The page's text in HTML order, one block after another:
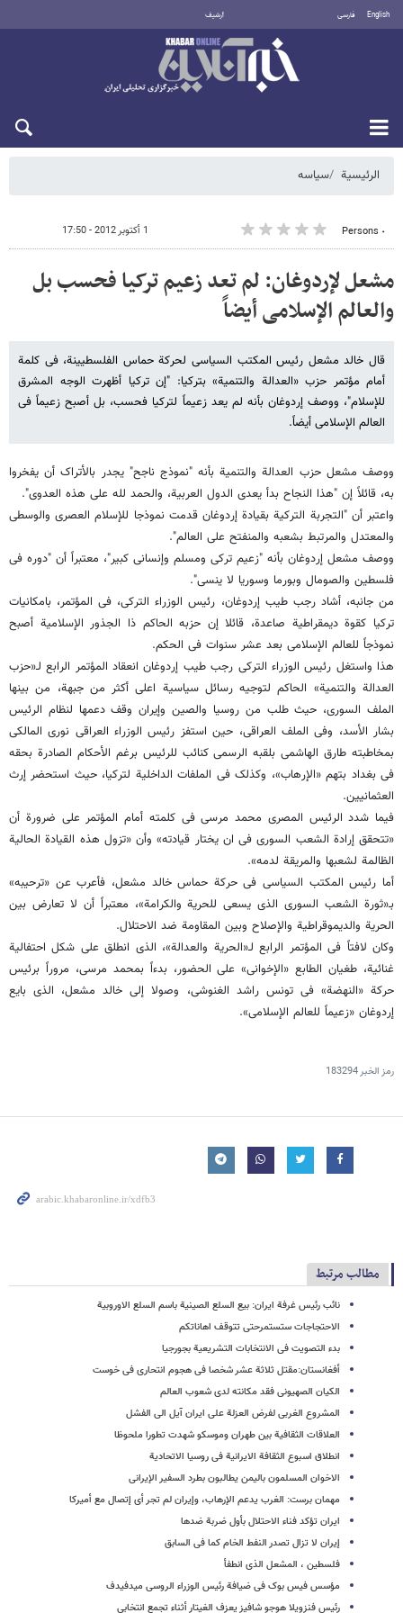
English فارسی أرشيف
الرئيسية سیاسه
٠ Persons 1 أكتوبر 2012 - 17:50
مشعل لإردوغان: لم تعد زعیم ترکیا فحسب بل
والعالم الإسلامی أیضاً
قال خالد مشعل رئیس المکتب السیاسی لحرکة حماس الفلسطیینة، فی کلمة
أمام مؤتمر حزب «العدالة والتنمیة» بترکیا: "إن ترکیا أظهرت الوجه المشرق
للإسلام"، ووصف إردوغان بأنه لم یعد زعیماً لترکیا فحسب، بل أصبح زعیماً فی
العالم الإسلامی أیضاً.
ووصف مشعل حزب العدالة والتنمیة بأنه "نموذج ناجح" یجدر بالأتراک أن یفخروا
به، قائلاً إن "هذا النجاح بدأ یعدی الدول العربیة، والحمد لله على هذه العدوى".
واعتبر أن "التجربة الترکیة بقیادة إردوغان قدمت نموذجا للإسلام العصری والوسطی
والمعتدل والمرتبط بشعبه والمنفتح على العالم".
ووصف مشعل إردوغان بأنه "زعیم ترکی ومسلم وإنسانی کبیر"، معتبراً أن "دوره فی
فلسطین والصومال وبورما وسوریا لا ینسى".
من جانبه، أشاد رجب طیب إردوغان، رئیس الوزراء الترکی، فی المؤتمر، بامکانیات
ترکیا کقوة دیمقراطیة صاعدة، قائلا إن حزبه الحاکم ذا الجذور الإسلامیة أصبح
نموذجاً للعالم الإسلامی بعد عشر سنوات فی الحکم.
هذا واستغل رئیس الوزراء الترکی رجب طیب إردوغان انعقاد المؤتمر الرابع لـ«حزب
العدالة والتنمیة» الحاکم لتوجیه رسائل سیاسیة اعلى أکثر من جبهة، من بینها
الملف السوری، حیث طلب من روسیا والصین وإیران وقف دعمها لنظام الرئیس
بشار الأسد، وفی الملف العراقی، حین استفز رئیس الوزراء العراقی نوری المالکی
بمخاطبته طارق الهاشمی بلقبه الرسمی کنائب للرئیس برغم الأحکام الصادرة بحقه
فی بغداد بتهم «الإرهاب»، وکذلک فی الملفات الداخلیة لترکیا، حیث استحضر إرث
العثمانیین.
فیما شدد الرئیس المصری محمد مرسی فی کلمته أمام المؤتمر على ضرورة أن
«تتحقق إرادة الشعب السوری فی ان یختار قیادته» وأن «تزول هذه القیادة الحالیة
الظالمة لشعبها والمریقة لدمه».
أما رئیس المکتب السیاسی فی حرکة حماس خالد مشعل، فأعرب عن «ترحیبه»
بـ«ثورة الشعب السوری الذی یسعى للحریة والکرامة»، معتبراً أن لا تعارض بین
الحریة والدیموقراطیة والإصلاح وبین المقاومة ضد الاحتلال.
وکان لافتاً فی المؤتمر الرابع لـ«الحریة والعدالة»، الذی انطلق على شکل احتفالیة
غنائیة، طغیان الطابع «الإخوانی» على الحضور، بدءاً بمحمد مرسی، مروراً برئیس
حرکة «النهضة» فی تونس راشد الغنوشی، وصولا إلى خالد مشعل، الذی بایع
إردوغان «زعیماً للعالم الإسلامی».
رمز الخبر183294
مطالب مرتبط
نائب رئیس غرفة ایران: بیع السلع الصینیة باسم السلع الاوروبیة
الاحتجاجات ستستمرحتى تتوقف اهاناتکم
بدء التصویت فی الانتخابات التشریعیة بجورجیا
أفغانستان:مقتل ثلاثة عشر شخصا فی هجوم انتحاری فی خوست
الکیان الصهیونی فقد مکانته لدی شعوب العالم
المشروع الغربی لفرض العزلة على ایران آیل الى الفشل
العلاقات الثقافیة بین طهران وموسکو شهدت تطورا ملحوظا
انطلاق اسبوع الثقافة الایرانیة فی روسیا الاتحادیة
الاخوان المسلمون بالیمن یطالبون بطرد السفیر الإیرانی
مهمان برست: الغرب یدعم الإرهاب، وإیران لم تجر أی إتصال مع أمیرکا
ایران تؤکد فناء الاحتلال بأول ضربة ضدها
إیران لا تزال تصدر النفط الخام کما فی السابق
فلسطین ، المشعل الذی انطفأ
مؤسس فیس بوک فی ضیافة رئیس الوزراء الروسی میدفیدف
رئیس فنزویلا هوجو شافیز یعزف الغیتار أثناء تجمع انتخابی